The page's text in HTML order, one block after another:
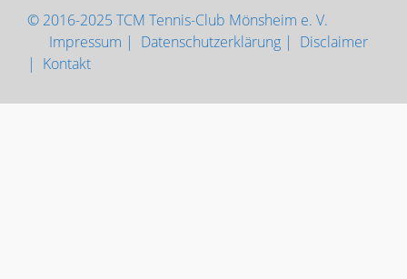
© 2016-2025 TCM Tennis-Club Mönsheim e. V.
Impressum | Datenschutzerklärung | Disclaimer
| Kontakt